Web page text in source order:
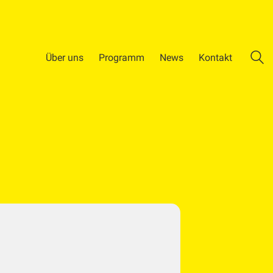
Über uns Programm News Kontakt